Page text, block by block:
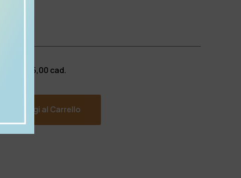
25,00 cad.
Aggiungi al Carrello